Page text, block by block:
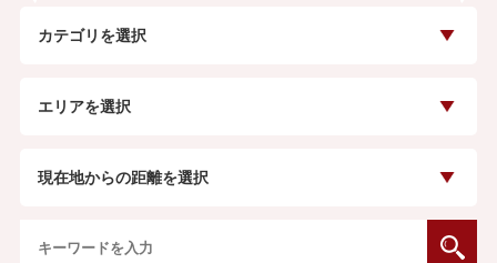
カテゴリを選択
エリアを選択
現在地からの距離を選択